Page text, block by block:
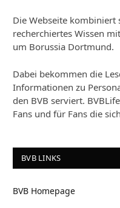
Die Webseite
recherchiertes Wissen
um Borussia Dortmund.
Dabei bekommen die
Informationen zu
den BVB serviert.
Fans und für Fans die
BVB LINKS
BVB Homepage